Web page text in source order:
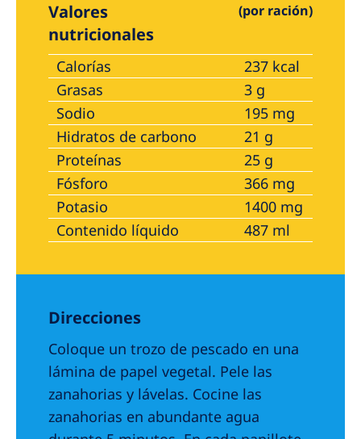
Valores
nutricionales
(por ración)
Calorías
237 kcal
Grasas
3 g
Sodio
195 mg
Hidratos de carbono
21 g
Proteínas
25 g
Fósforo
366 mg
Potasio
1400 mg
Contenido líquido
487 ml
Direcciones
Coloque un trozo de pescado en una
lámina de papel vegetal. Pele las
zanahorias y lávelas. Cocine las
zanahorias en abundante agua